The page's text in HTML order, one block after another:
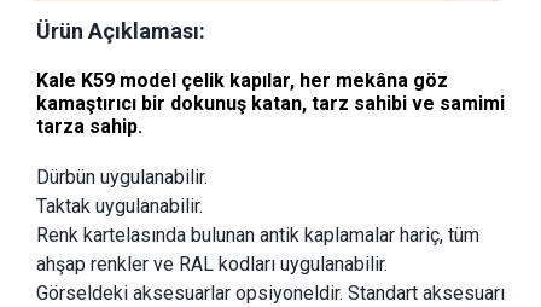
Ürün Açıklaması:
Kale K59 model çelik kapılar, her mekâna göz
kamaştırıcı bir dokunuş katan, tarz sahibi ve samimi
tarza sahip.
Dürbün uygulanabilir.
Taktak uygulanabilir.
Renk kartelasında bulunan antik kaplamalar hariç, tüm
ahşap renkler ve RAL kodları uygulanabilir.
Görseldeki aksesuarlar opsiyoneldir. Standart aksesuarı